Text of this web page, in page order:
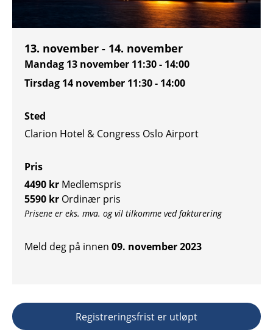
13. november - 14. november
Mandag 13 november 11:30 - 14:00
Tirsdag 14 november 11:30 - 14:00
Sted
Clarion Hotel & Congress Oslo Airport
Pris
4490 kr Medlemspris
5590 kr Ordinær pris
Prisene er eks. mva. og vil tilkomme ved fakturering
Meld deg på innen 09. november 2023
Registreringsfrist er utløpt